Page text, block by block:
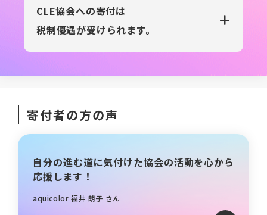
CLE協会への寄付は
税制優遇が受けられます。
寄付者の方の声
自分の進む道に気付けた協会の活動を心から
応援します！
aquicolor 福井 朗子 さん